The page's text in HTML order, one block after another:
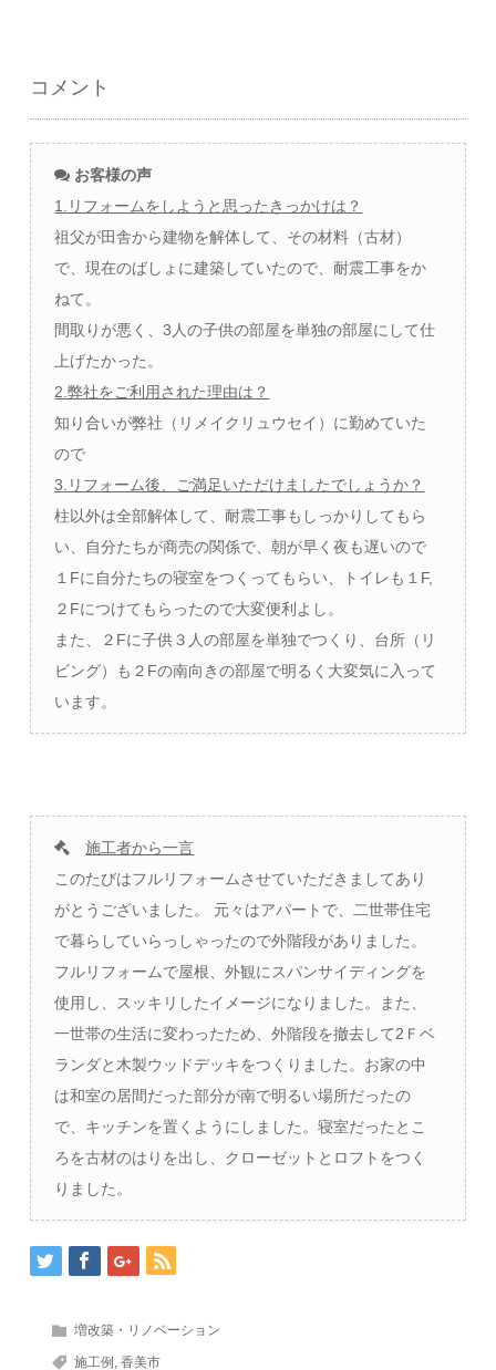
コメント
お客様の声
1.リフォームをしようと思ったきっかけは？
祖父が田舎から建物を解体して、その材料（古材）
で、現在のばしょに建築していたので、耐震工事をか
ねて。
間取りが悪く、3人の子供の部屋を単独の部屋にして仕
上げたかった。
2.弊社をご利用された理由は？
知り合いが弊社（リメイクリュウセイ）に勤めていた
ので
3.リフォーム後、ご満足いただけましたでしょうか？
柱以外は全部解体して、耐震工事もしっかりしてもら
い、自分たちが商売の関係で、朝が早く夜も遅いので
１Fに自分たちの寝室をつくってもらい、トイレも１F,
２Fにつけてもらったので大変便利よし。
また、２Fに子供３人の部屋を単独でつくり、台所（リ
ビング）も２Fの南向きの部屋で明るく大変気に入って
います。
施工者から一言
このたびはフルリフォームさせていただきましてあり
がとうございました。 元々はアパートで、二世帯住宅
で暮らしていらっしゃったので外階段がありました。
フルリフォームで屋根、外観にスパンサイディングを
使用し、スッキリしたイメージになりました。また、
一世帯の生活に変わったため、外階段を撤去して2Ｆベ
ランダと木製ウッドデッキをつくりました。お家の中
は和室の居間だった部分が南で明るい場所だったの
で、キッチンを置くようにしました。寝室だったとこ
ろを古材のはりを出し、クローゼットとロフトをつく
りました。
増改築・リノベーション
施工例 ,香美市